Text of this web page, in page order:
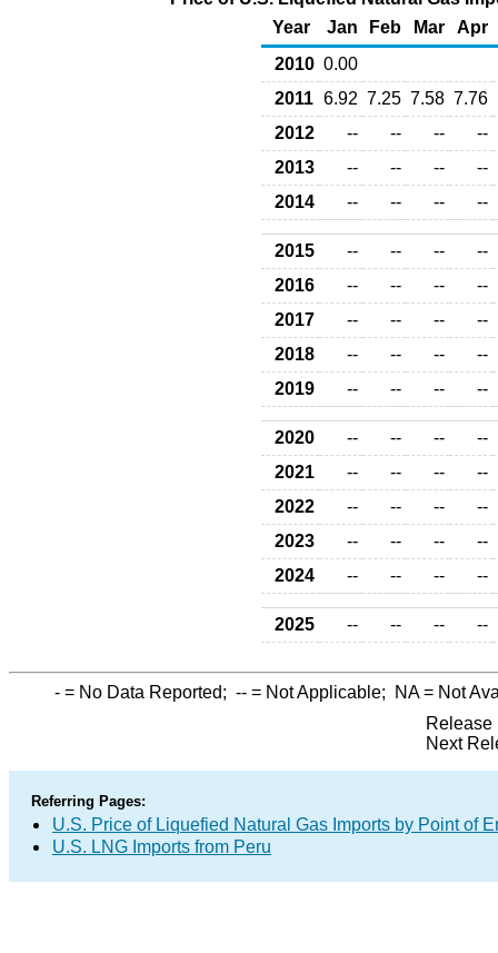
Year
Jan Feb Mar Apr
2010 0.00
2011 6.92 7.25 7.58 7.76
2012
-- -- --
--
2013
-- -- --
--
2014
-- -- -- --
2015 -- -- --
--
2016
-- -- --
--
2017
-- -- --
--
2018
-- -- --
--
2019
-- -- -- --
2020 -- -- --
--
2021
-- -- --
--
2022
-- -- --
--
2023
-- -- --
--
2024
-- -- -- --
2025 -- -- -- --
- = No Data Reported; -- = Not Applicable; NA= Not
Release
Next
Referring Pages:
U.S. Price of Liquefied Natural Gas Imports by Point of
U.S. LNG Imports from Peru